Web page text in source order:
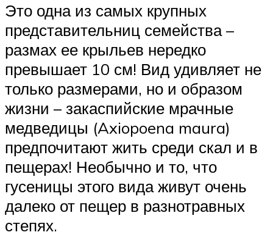
Это одна из самых крупных
представительниц семейства –
размах ее крыльев нередко
превышает 10 см! Вид удивляет не
только размерами, но и образом
жизни – закаспийские мрачные
медведицы (Axiopoena maura)
предпочитают жить среди скал и в
пещерах! Необычно и то, что
гусеницы этого вида живут очень
далеко от пещер в разнотравных
степях.